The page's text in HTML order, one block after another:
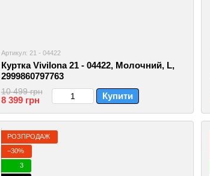
Артикул: 21 - 04422
Куртка Vivilona 21 - 04422, Молочний, L,
2999860797763
10 499 грн
8 399 грн Купити
РОЗПРОДАЖ
−30%
3